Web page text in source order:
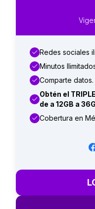
Redes sociales
Minutos
Comparte datos.
Obtén el
de a 12GB a
Cobertura en